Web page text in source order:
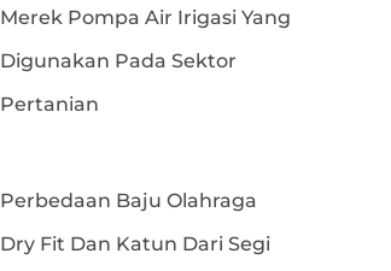
Merek Pompa Air Irigasi Yang
Digunakan Pada Sektor
Pertanian
Perbedaan Baju Olahraga
Dry Fit Dan Katun Dari Segi